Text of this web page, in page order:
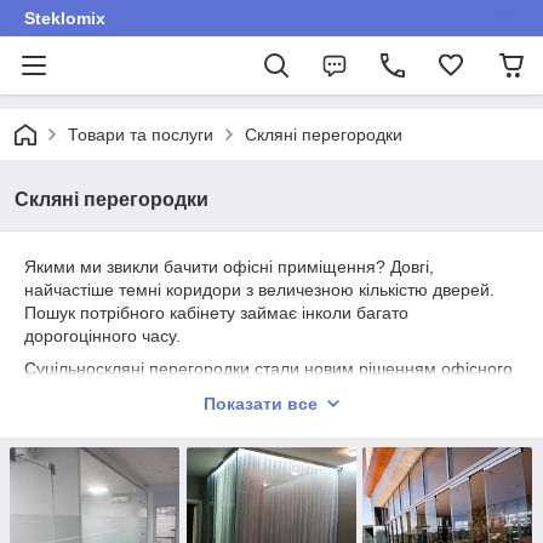
Steklomix
Товари та послуги Скляні перегородки
Скляні перегородки
Якими ми звикли бачити офісні приміщення? Довгі,
найчастіше темні коридори з величезною кількістю дверей.
Пошук потрібного кабінету займає інколи багато
дорогоцінного часу.
Суцільноскляні перегородки стали новим рішенням офісного
прозорий світ відкритого простору. У суцільноскляні
скляні;
маятникові;
розсувні.
Показати все